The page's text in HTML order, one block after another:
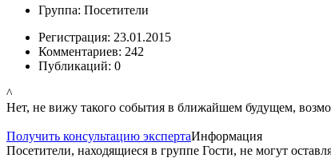
Группа: Посетители
Регистрация: 23.01.2015
Комментариев: 242
Публикаций: 0
^
Нет, не вижу такого события в ближайшем будущем,
Получить консультацию экспертаИнформация
Посетители, находящиеся в группе Гости, не могут